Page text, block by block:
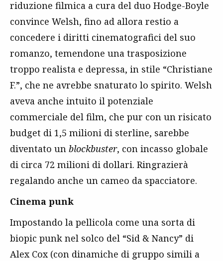
riduzione filmica a cura del duo Hodge-Boyle
convince Welsh, fino ad allora restio a
concedere i diritti cinematografici del suo
romanzo, temendone una trasposizione
troppo realista e depressa, in stile “Christiane
F.”, che ne avrebbe snaturato lo spirito. Welsh
aveva anche intuito il potenziale
commerciale del film, che pur con un risicato
budget di 1,5 milioni di sterline, sarebbe
diventato un blockbuster, con incasso globale
di circa 72 milioni di dollari. Ringrazierà
regalando anche un cameo da spacciatore.
Cinema punk
Impostando la pellicola come una sorta di
biopic punk nel solco del “Sid & Nancy” di
Alex Cox (con dinamiche di gruppo simili a